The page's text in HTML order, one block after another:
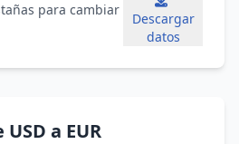
para cambiar
Descargar
datos
a EUR